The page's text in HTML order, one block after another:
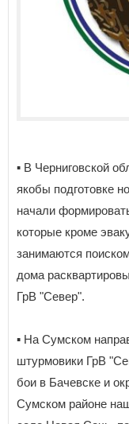
▪️ В Черниговской
якобы подготовке
начали
которые кроме
занимаются
дома
ГрВ "Север".
▪️ На Сумском
штурмовики ГрВ
бои в Бачевске и
Сумском районе